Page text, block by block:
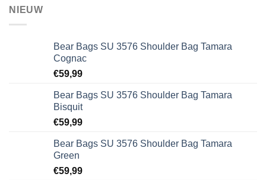
NIEUW
Bear Bags SU 3576 Shoulder Bag Tamara
Cognac
€59,99
Bear Bags SU 3576 Shoulder Bag Tamara
Bisquit
€59,99
Bear Bags SU 3576 Shoulder Bag Tamara
Green
€59,99